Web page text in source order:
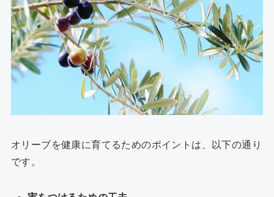
オリーブを健康に育てるためのポイントは、以下の通り
です。